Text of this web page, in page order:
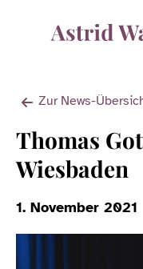
Zur News-
Thomas
Wiesbaden
1. November 2021